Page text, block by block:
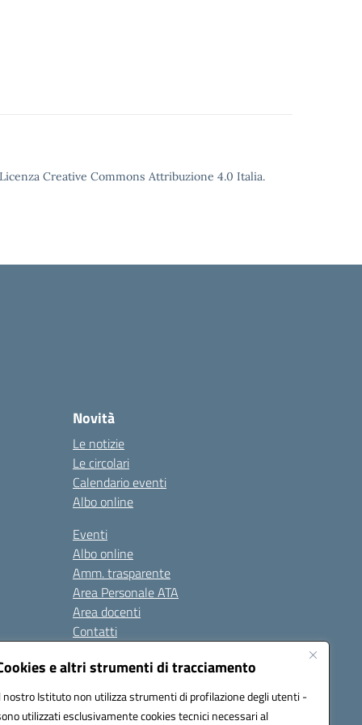
e altri strumenti di tracciamento
nostro Istituto non utilizza strumenti di profilazione degli utenti -
utilizzati esclusivamente cookies tecnici necessari al
Creative Commons Attribuzione 4.0 Italia.
Novità
Le notizie
Le circolari
Calendario eventi
Albo online
Eventi
Albo online
Amm. trasparente
Area Personale ATA
Area docenti
Contatti